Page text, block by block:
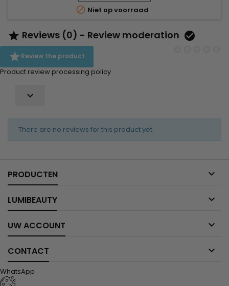
de kracht...
 Niet op voorraad
 Reviews (0) - Review moderation 
Review the product
Product review processing policy

There are no reviews for this product yet.
PRODUCTEN 
LUMIBEAUTY 
UW ACCOUNT 
CONTACT 
WhatsApp